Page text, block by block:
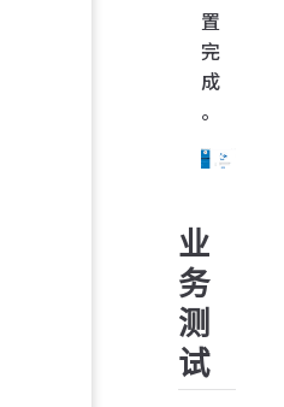
置
完
成
。
业
务
测
试